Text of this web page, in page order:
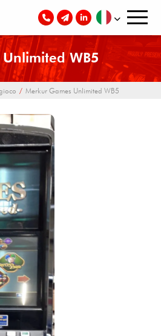
WB5
Merkur Games Unlimited WB5